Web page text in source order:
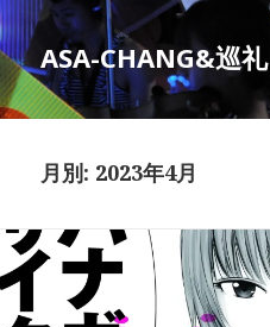
ASA-CHANG&巡礼
月別: 2023年4月